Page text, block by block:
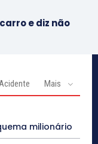
e diz não
Mais
milionário